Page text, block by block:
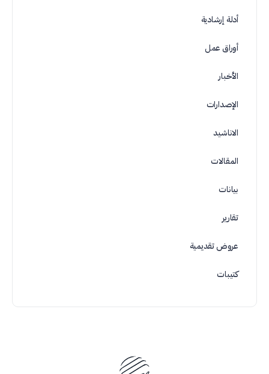
أدلة إرشادية
أوراق عمل
الأخبار
الإصدارات
الاناشيد
المقالات
بيانات
عروض تقديمية
كتيبات